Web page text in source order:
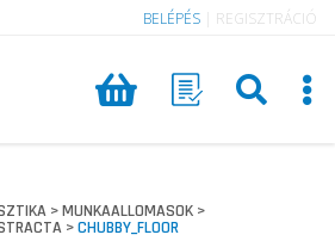
BELÉPÉS REGISZTRÁCIÓ
>MUNKAALLOMASOK >
>CHUBBY_FLOOR